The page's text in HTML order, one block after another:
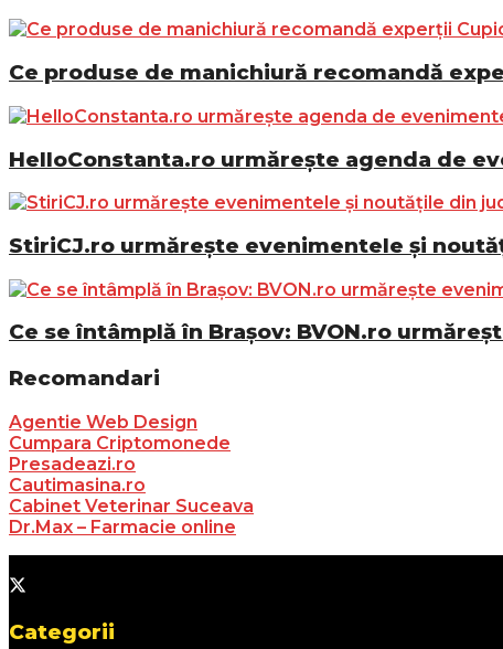
Ce produse de manichiură recomandă
HelloConstanta.ro urmărește agenda de
StiriCJ.ro urmărește evenimentele și
Ce se întâmplă în Brașov: BVON.ro
Recomandari
Agentie Web Design
Cumpara Criptomonede
Presadeazi.ro
Cautimasina.ro
Cabinet Veterinar Suceava
Dr.Max – Farmacie online
Categorii